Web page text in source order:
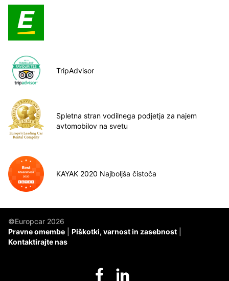
TripAdvisor
Spletna stran vodilnega podjetja za najem
avtomobilov na svetu
KAYAK 2020 Najboljša čistoča
©Europcar 2026
Pravne omembe
Piškotki, varnost in zasebnost
Kontaktirajte nas